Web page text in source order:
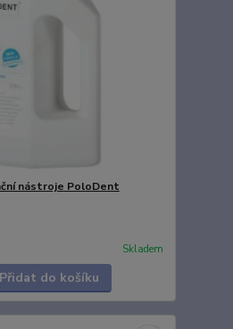
nástroje PoloDent
Skladem
Přidat do košíku